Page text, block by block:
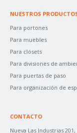
NUESTROS
Para portones
Para muebles
Para clósets
Para divisiones de
Para puertas de paso
Para organización de
CONTACTO
Nueva Las Industrias